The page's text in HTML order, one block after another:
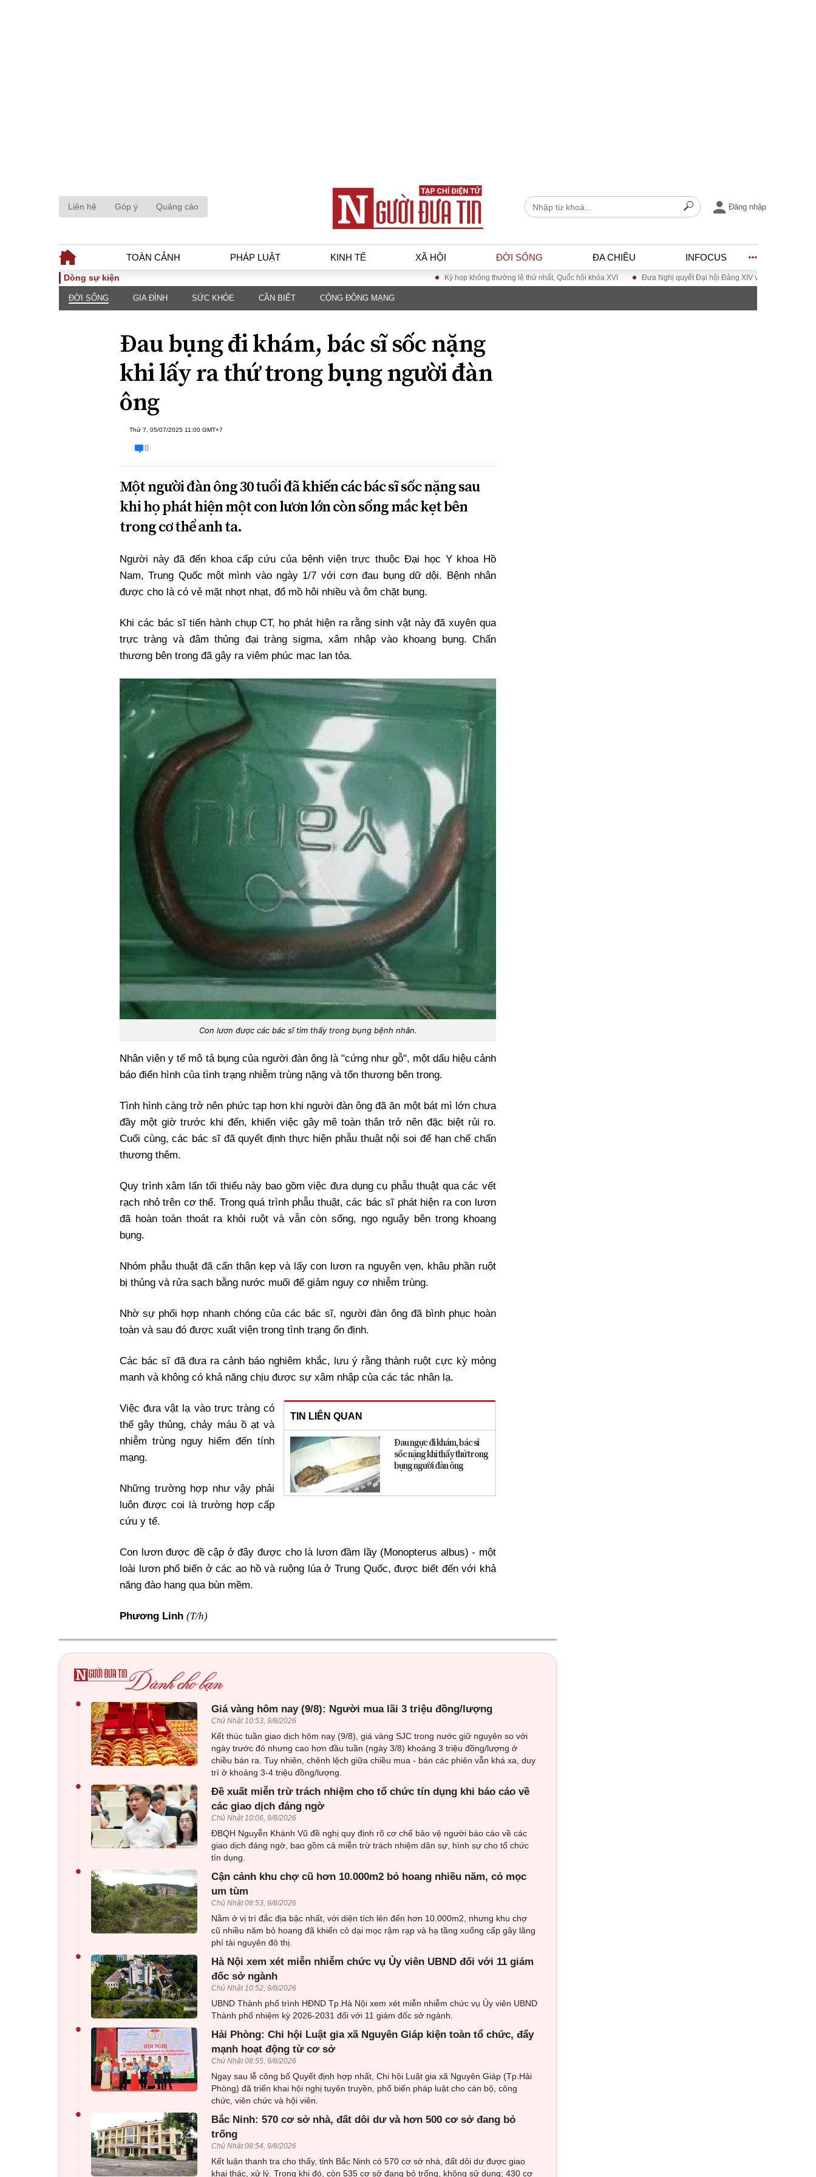
Liên hệ Góp ý Quảng cáo Đăng nhập
TOÀN CẢNH PHÁP LUẬT KINH TẾ XÃ HỘI ĐỜI SỐNG ĐA CHIỀU INFOCUS
TOÀN CẢNH
Chính sách
Đối thoại
Thế giới
PHÁP LUẬT
luật
Góc nhìn luật gia
Hồ sơ điều tra
KINH TẾ
Tài chính - Ngân
hàng
Kinh tế vĩ mô
Hồ sơ doanh
ĐA CHIỀU
Quan điểm
Bạn đọc viết
INFOCUS
Dòng sự kiện Kỳ họp không thường lệ thứ nhất, Quốc hội khóa XVI Đưa Nghị quyết Đại hội Đảng XIV vào cuộc sống
ĐỜI SỐNG GIA ĐÌNH SỨC KHỎE CẦN BIẾT CỘNG ĐỒNG MẠNG
Đau bụng đi khám, bác sĩ sốc nặng
khi lấy ra thứ trong bụng người đàn
ông
Thứ 7, 05/07/2025 11:00 GMT+7
0
Một người đàn ông 30 tuổi đã khiến các bác sĩ sốc nặng sau
khi họ phát hiện một con lươn lớn còn sống mắc kẹt bên
trong cơ thể anh ta.
Người này đã đến khoa cấp cứu của bệnh viện trực thuộc Đại học Y khoa Hồ
Nam, Trung Quốc một mình vào ngày 1/7 với cơn đau bụng dữ dội. Bệnh nhân
được cho là có vẻ mặt nhợt nhạt, đổ mồ hôi nhiều và ôm chặt bụng.
Khi các bác sĩ tiến hành chụp CT, họ phát hiện ra rằng sinh vật này đã xuyên qua
trực tràng và đâm thủng đại tràng sigma, xâm nhập vào khoang bụng. Chấn
thương bên trong đã gây ra viêm phúc mạc lan tỏa.
Con lươn được các bác sĩ tìm thấy trong bụng bệnh nhân.
Nhân viên y tế mô tả bụng của người đàn ông là "cứng như gỗ", một dấu hiệu cảnh
báo điển hình của tình trạng nhiễm trùng nặng và tổn thương bên trong.
Tình hình càng trở nên phức tạp hơn khi người đàn ông đã ăn một bát mì lớn chưa
đầy một giờ trước khi đến, khiến việc gây mê toàn thân trở nên đặc biệt rủi ro.
Cuối cùng, các bác sĩ đã quyết định thực hiện phẫu thuật nội soi để hạn chế chấn
thương thêm.
Quy trình xâm lấn tối thiểu này bao gồm việc đưa dụng cụ phẫu thuật qua các vết
rạch nhỏ trên cơ thể. Trong quá trình phẫu thuật, các bác sĩ phát hiện ra con lươn
đã hoàn toàn thoát ra khỏi ruột và vẫn còn sống, ngọ nguậy bên trong khoang
bụng.
Nhóm phẫu thuật đã cẩn thận kẹp và lấy con lươn ra nguyên vẹn, khâu phần ruột
bị thủng và rửa sạch bằng nước muối để giảm nguy cơ nhiễm trùng.
Nhờ sự phối hợp nhanh chóng của các bác sĩ, người đàn ông đã bình phục hoàn
toàn và sau đó được xuất viện trong tình trạng ổn định.
Các bác sĩ đã đưa ra cảnh báo nghiêm khắc, lưu ý rằng thành ruột cực kỳ mỏng
manh và không có khả năng chịu được sự xâm nhập của các tác nhân lạ.
TIN LIÊN QUAN
Đau ngực đi khám, bác sĩ
sốc nặng khi thấy thứ trong
bụng người đàn ông
Việc đưa vật lạ vào trực tràng có
thể gây thủng, chảy máu ồ ạt và
nhiễm trùng nguy hiểm đến tính
mạng.
Những trường hợp như vậy phải
luôn được coi là trường hợp cấp
cứu y tế.
Con lươn được đề cập ở đây được cho là lươn đầm lầy (Monopterus albus) - một
loài lươn phổ biến ở các ao hồ và ruộng lúa ở Trung Quốc, được biết đến với khả
năng đào hang qua bùn mềm.
Phương Linh (T/h)
• Giá vàng hôm nay (9/8): Người mua lãi 3 triệu đồng/lượng
Chủ Nhật 10:53, 9/8/2026
Kết thúc tuần giao dịch hôm nay (9/8), giá vàng SJC trong nước giữ nguyên so với
ngày trước đó nhưng cao hơn đầu tuần (ngày 3/8) khoảng 3 triệu đồng/lượng ở
chiều bán ra. Tuy nhiên, chênh lệch giữa chiều mua - bán các phiên vẫn khá xa, duy
trì ở khoảng 3-4 triệu đồng/lượng.
•
Đề xuất miễn trừ trách nhiệm cho tổ chức tín dụng khi báo cáo về
các giao dịch đáng ngờ
Chủ Nhật 10:06, 9/8/2026
ĐBQH Nguyễn Khánh Vũ đề nghị quy định rõ cơ chế bảo vệ người báo cáo về các
giao dịch đáng ngờ, bao gồm cả miễn trừ trách nhiệm dân sự, hình sự cho tổ chức
tín dụng.
•
Cận cảnh khu chợ cũ hơn 10.000m2 bỏ hoang nhiều năm, cỏ mọc
um tùm
Chủ Nhật 08:53, 9/8/2026
Nằm ở vị trí đắc địa bậc nhất, với diện tích lên đến hơn 10.000m2, nhưng khu chợ
cũ nhiều năm bỏ hoang đã khiến cỏ dại mọc rậm rạp và hạ tầng xuống cấp gây lãng
phí tài nguyên đô thị.
•
Hà Nội xem xét miễn nhiễm chức vụ Ủy viên UBND đối với 11 giám
đốc sở ngành
Chủ Nhật 10:52, 9/8/2026
UBND Thành phố trình HĐND Tp.Hà Nội xem xét miễn nhiễm chức vụ Ủy viên UBND
Thành phố nhiệm kỳ 2026-2031 đối với 11 giám đốc sở ngành.
•
Hải Phòng: Chi hội Luật gia xã Nguyên Giáp kiện toàn tổ chức, đẩy
mạnh hoạt động từ cơ sở
Chủ Nhật 08:55, 9/8/2026
Ngay sau lễ công bố Quyết định hợp nhất, Chi hội Luật gia xã Nguyên Giáp (Tp.Hải
Phòng) đã triển khai hội nghị tuyên truyền, phổ biến pháp luật cho cán bộ, công
chức, viên chức và hội viên.
•
Bắc Ninh: 570 cơ sở nhà, đất dôi dư và hơn 500 cơ sở đang bỏ
trống
Chủ Nhật 08:54, 9/8/2026
Kết luận thanh tra cho thấy, tỉnh Bắc Ninh có 570 cơ sở nhà, đất dôi dư được giao
khai thác, xử lý. Trong khi đó, còn 535 cơ sở đang bỏ trống, không sử dụng; 430 cơ